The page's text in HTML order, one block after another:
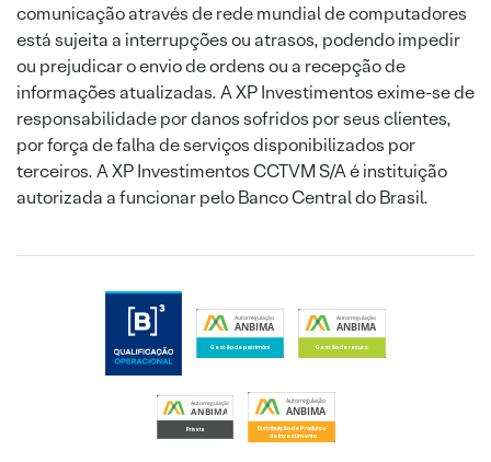
comunicação através de rede mundial de computadores
está sujeita a interrupções ou atrasos, podendo impedir
ou prejudicar o envio de ordens ou a recepção de
informações atualizadas. A XP Investimentos exime-se de
responsabilidade por danos sofridos por seus clientes,
por força de falha de serviços disponibilizados por
terceiros. A XP Investimentos CCTVM S/A é instituição
autorizada a funcionar pelo Banco Central do Brasil.